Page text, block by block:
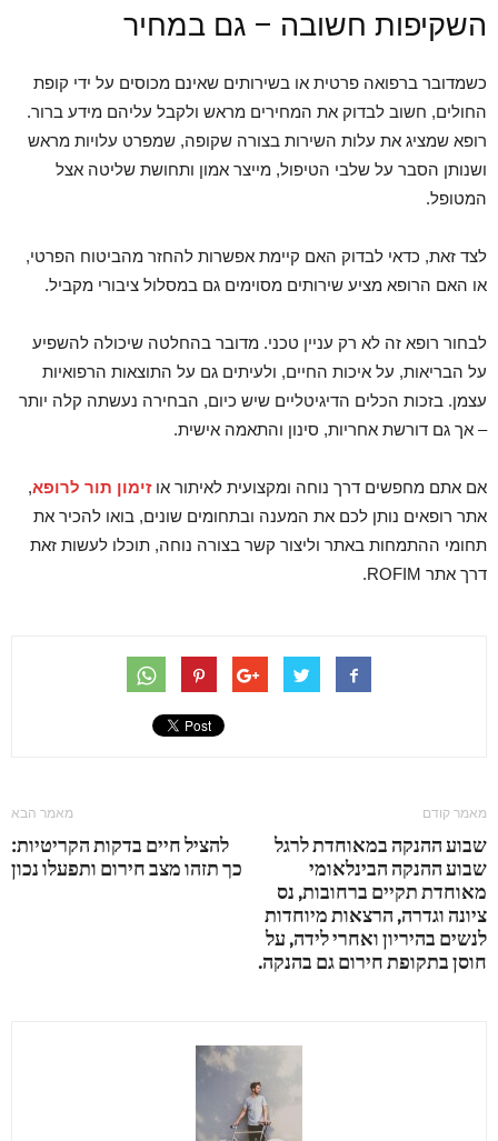
השקיפות חשובה – גם במחיר
כשמדובר ברפואה פרטית או בשירותים שאינם מכוסים על ידי קופת
החולים, חשוב לבדוק את המחירים מראש ולקבל עליהם מידע ברור.
רופא שמציג את עלות השירות בצורה שקופה, שמפרט עלויות מראש
ושנותן הסבר על שלבי הטיפול, מייצר אמון ותחושת שליטה אצל
המטופל.
לצד זאת, כדאי לבדוק האם קיימת אפשרות להחזר מהביטוח הפרטי,
או האם הרופא מציע שירותים מסוימים גם במסלול ציבורי מקביל.
לבחור רופא זה לא רק עניין טכני. מדובר בהחלטה שיכולה להשפיע
על הבריאות, על איכות החיים, ולעיתים גם על התוצאות הרפואיות
עצמן. בזכות הכלים הדיגיטליים שיש כיום, הבחירה נעשתה קלה יותר
– אך גם דורשת אחריות, סינון והתאמה אישית.
אם אתם מחפשים דרך נוחה ומקצועית לאיתור אוזימון תור לרופא,
אתר רופאים נותן לכם את המענה ובתחומים שונים, בואו להכיר את
תחומי ההתמחות באתר וליצור קשר בצורה נוחה, תוכלו לעשות זאת
דרך אתר ROFIM.
מאמר קודם
שבוע ההנקה במאוחדת לרגל
שבוע ההנקה הבינלאומי
מאוחדת תקיים ברחובות, נס
ציונה וגדרה, הרצאות מיוחדות
לנשים בהיריון ואחרי לידה, על
חוסן בתקופת חירום גם בהנקה.
מאמר הבא
להציל חיים בדקות הקריטיות:
כך תזהו מצב חירום ותפעלו נכון